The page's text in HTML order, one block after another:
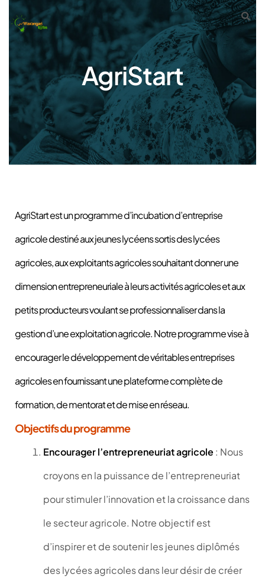
AgriStart
AgriStart
AgriStart est un programme d’incubation d’entreprise
agricole destiné aux jeunes lycéens sortis des lycées
agricoles, aux exploitants agricoles souhaitant donner une
dimension entrepreneuriale à leurs activités agricoles et aux
petits producteurs voulant se professionnaliser dans la
gestion d’une exploitation agricole. Notre programme vise à
encourager le développement de véritables entreprises
agricoles en fournissant une plateforme complète de
formation, de mentorat et de mise en réseau.
Objectifs du programme
Encourager l’entrepreneuriat agricole : Nous
croyons en la puissance de l’entrepreneuriat
pour stimuler l’innovation et la croissance dans
le secteur agricole. Notre objectif est
d’inspirer et de soutenir les jeunes diplômés
des lycées agricoles dans leur désir de créer